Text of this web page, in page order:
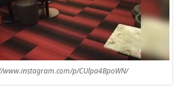
www.instagram.com/p/CUlpa4BpoWN/